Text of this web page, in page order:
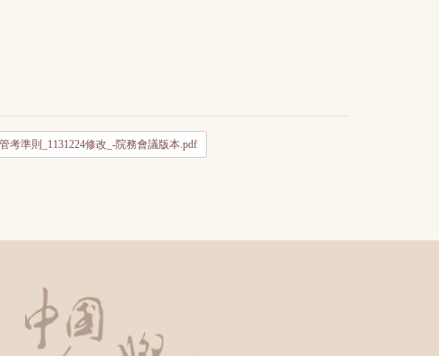
考準則_1131224修改_-院務會議版本.pdf